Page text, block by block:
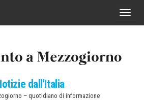
C
dall'Italia
– quotidiano di informazione